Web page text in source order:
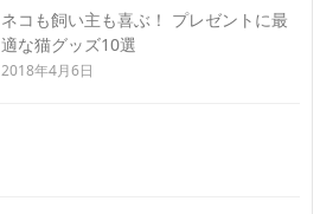
ネコも飼い主も喜ぶ！ プレゼントに最
適な猫グッズ10選
2018年4月6日